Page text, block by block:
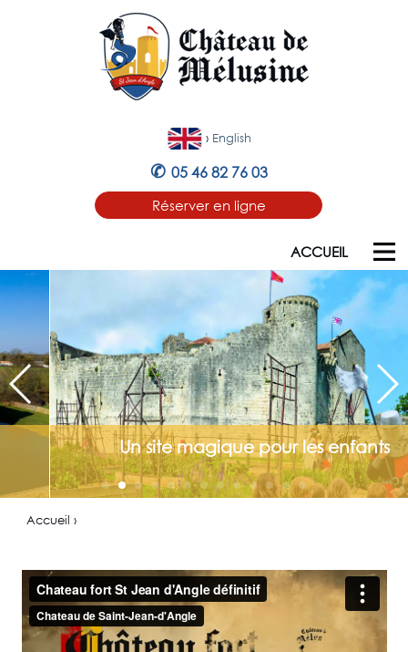
› English
✆ 05 46 82 76 03
Réserver en ligne
ACCUEIL
Un site magique pour les enfants
Accueil ›